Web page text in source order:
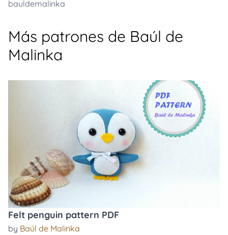
bauldemalinka
Más patrones de Baúl de
Malinka
Felt penguin pattern PDF
by Baúl de Malinka